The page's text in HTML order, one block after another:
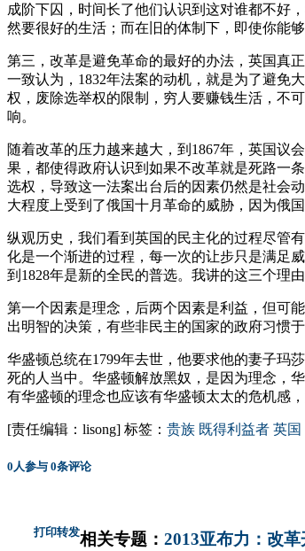
成阶下囚，时间长了他们认识到这对谁都不好
然要很好的生活；而在旧的体制下，即使你能
第三，改革是避免革命的最好的办法，英国真
一致认为，1832年法案的动机，就是为了避免
权，废除选举权的限制，穷人要赚钱生活，不
响。
随着改革的压力越来越大，到1867年，英国议
果，都使得政府认识到如果不改革就是死路一
选权，导致这一法案出台后的因素仍然是社会
大程度上受到了俄国十月革命的威胁，因为俄
纵观历史，我们看到英国的民主化的过程尽管
化是一个渐进的过程，每一次的让步只是满足
到1828年是新的全民的普选。我讲的这三个理
第一个因素是理念，后两个因素是利益，但可
出明智的决策，有些非民主的国家的政府习惯
华盛顿总统在1799年去世，他要求他的妻子玛
死的人当中。华盛顿解放黑奴，是因为理念，
有华盛顿的理念也应该有华盛顿太太的危机感
[责任编辑：lisong] 标签： 贵族 既得利益者 英国
0人参与 0条评论
打印转发相关专题： 2013亚布力：改